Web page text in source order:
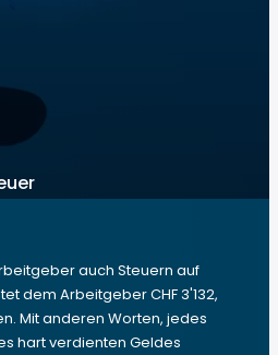
auch Steuern auf
dem Arbeitgeber CHF 3'132,
Mit anderen Worten, jedes
hart verdienten Geldes